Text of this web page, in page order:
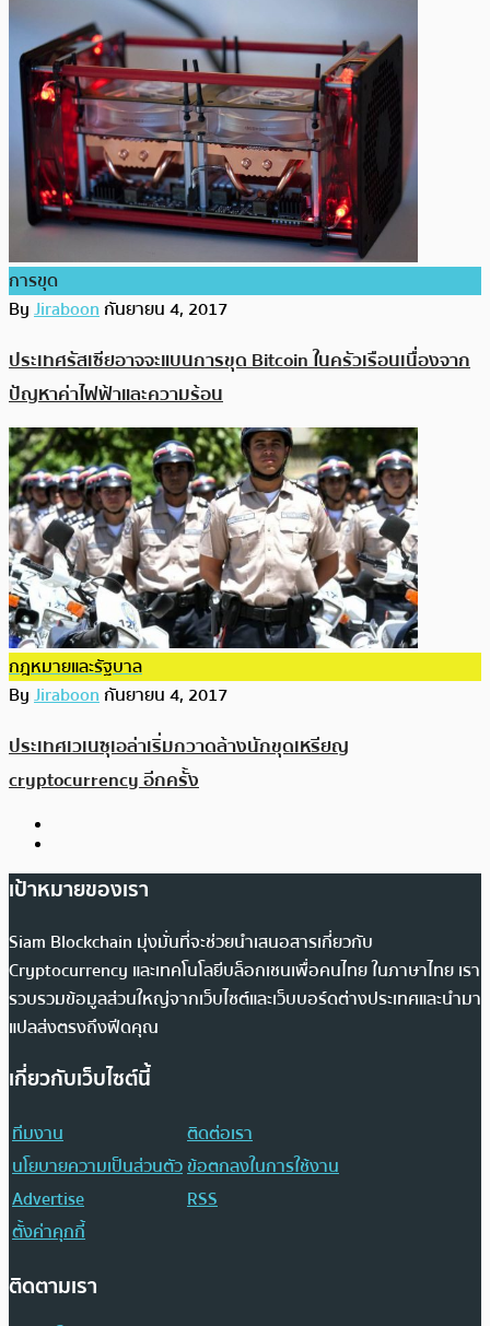
การขุด
ByJiraboonกันยายน 4, 2017
ประเทศรัสเซียอาจจะแบนการขุด Bitcoin ในครัวเรือนเนื่องจาก
ปัญหาค่าไฟฟ้าและความร้อน
กฎหมายและรัฐบาล
ByJiraboonกันยายน 4, 2017
ประเทศเวเนซุเอล่าเริ่มกวาดล้างนักขุดเหรียญ
cryptocurrency อีกครั้ง
เป้าหมายของเรา
Siam Blockchain มุ่งมั่นที่จะช่วยนำเสนอสารเกี่ยวกับ
Cryptocurrency และเทคโนโลยีบล็อกเชนเพื่อคนไทย ในภาษาไทย เรา
รวบรวมข้อมูลส่วนใหญ่จากเว็บไซต์และเว็บบอร์ดต่างประเทศและนำมา
แปลส่งตรงถึงฟีดคุณ
เกี่ยวกับเว็บไซต์นี้
ทีมงาน
ติดต่อเรา
นโยบายความเป็นส่วนตัวข้อตกลงในการใช้งาน
Advertise
RSS
ตั้งค่าคุกกี้
ติดตามเรา